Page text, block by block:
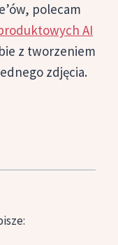
polecam
AI
z tworzeniem
zdjęcia.